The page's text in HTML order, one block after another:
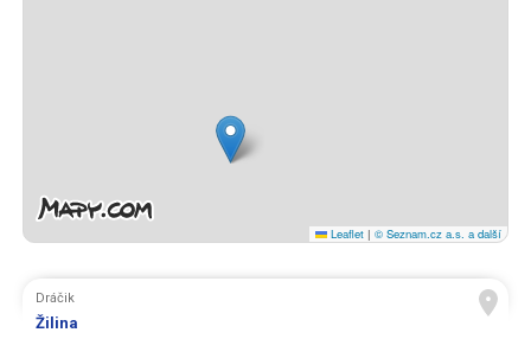
Leaflet | © Seznam.cz a.s. a další
Dráčik
Žilina